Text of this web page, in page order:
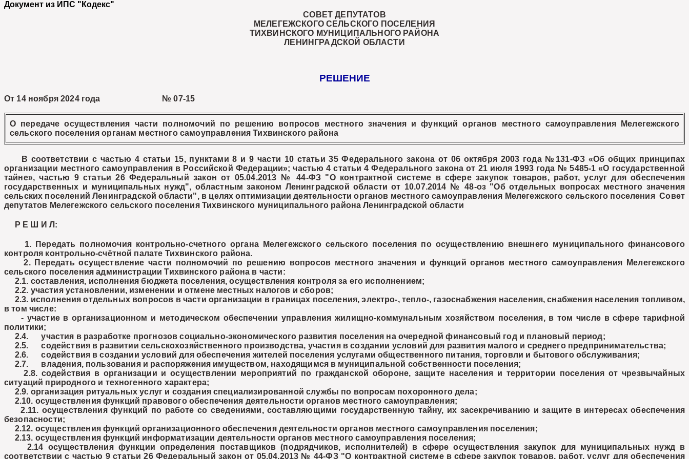
Документ из ИПС "Кодекс"
СОВЕТ ДЕПУТАТОВ
МЕЛЕГЕЖСКОГО СЕЛЬСКОГО ПОСЕЛЕНИЯ
ТИХВИНСКОГО МУНИЦИПАЛЬНОГО РАЙОНА
ЛЕНИНГРАДСКОЙ ОБЛАСТИ
РЕШЕНИЕ
От 14 ноября 2024 года № 07-15
О передаче осуществления части полномочий по решению вопросов местного значения и функций органов местного самоуправления Мелегежского
сельского поселения органам местного самоуправления Тихвинского района
В соответствии с частью 4 статьи 15, пунктами 8 и 9 части 10 статьи 35 Федерального закона от 06 октября 2003 года №131-ФЗ «Об общих принципах
организации местного самоуправления в Российской Федерации»; частью 4 статьи 4 Федерального закона от 21 июля 1993 года № 5485-1 «О государственной
тайне», частью 9 статьи 26 Федеральный закон от 05.04.2013 № 44-ФЗ "О контрактной системе в сфере закупок товаров, работ, услуг для обеспечения
государственных и муниципальных нужд", областным законом Ленинградской области от 10.07.2014 № 48-оз "Об отдельных вопросах местного значения
сельских поселений Ленинградской области", в целях оптимизации деятельности органов местного самоуправления Мелегежского сельского поселения Совет
депутатов Мелегежского сельского поселения Тихвинского муниципального района Ленинградской области
Р Е Ш И Л:
1. Передать полномочия контрольно-счетного органа Мелегежского сельского поселения по осуществлению внешнего муниципального финансового
контроля контрольно-счётной палате Тихвинского района.
2. Передать осуществление части полномочий по решению вопросов местного значения и функций органов местного самоуправления Мелегежского
сельского поселения администрации Тихвинского района в части:
2.1. составления, исполнения бюджета поселения, осуществления контроля за его исполнением;
2.2. участия установлении, изменении и отмене местных налогов и сборов;
2.3. исполнения отдельных вопросов в части организации в границах поселения, электро-, тепло-, газоснабжения населения, снабжения населения топливом,
в том числе:
- участие в организационном и методическом обеспечении управления жилищно-коммунальным хозяйством поселения, в том числе в сфере тарифной
политики;
2.4. участия в разработке прогнозов социально-экономического развития поселения на очередной финансовый год и плановый период;
2.5. содействия в развитии сельскохозяйственного производства, участия в создании условий для развития малого и среднего предпринимательства;
2.6. содействия в создании условий для обеспечения жителей поселения услугами общественного питания, торговли и бытового обслуживания;
2.7. владения, пользования и распоряжения имуществом, находящимся в муниципальной собственности поселения;
2.8. содействия в организации и осуществлении мероприятий по гражданской обороне, защите населения и территории поселения от чрезвычайных
ситуаций природного и техногенного характера;
2.9. организация ритуальных услуг и создания специализированной службы по вопросам похоронного дела;
2.10. осуществления функций правового обеспечения деятельности органов местного самоуправления;
2.11. осуществления функций по работе со сведениями, составляющими государственную тайну, их засекречиванию и защите в интересах обеспечения
безопасности;
2.12. осуществления функций организационного обеспечения деятельности органов местного самоуправления поселения;
2.13. осуществления функций информатизации деятельности органов местного самоуправления поселения;
2.14 осуществления функции определения поставщиков (подрядчиков, исполнителей) в сфере осуществления закупок для муниципальных нужд в
соответствии с частью 9 статьи 26 Федеральный закон от 05.04.2013 № 44-ФЗ "О контрактной системе в сфере закупок товаров, работ, услуг для обеспечения